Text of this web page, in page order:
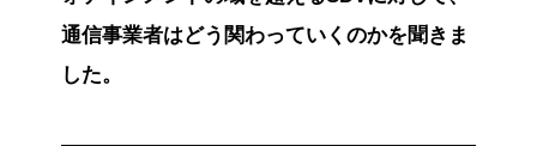
通信事業者はどう関わっていくのかを聞きま
した。